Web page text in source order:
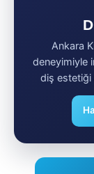
Ankara
deneyimiyle
diş estetiği